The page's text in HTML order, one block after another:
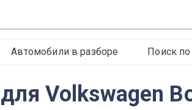
Автомобили в разборе Поиск по
Volkswagen